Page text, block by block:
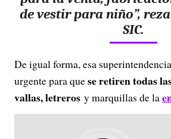
de vestir para niño”,
SIC.
De igual forma, esa
urgente para quese retiren todas
vallas, letreros y marquillas de la